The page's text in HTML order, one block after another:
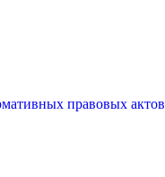
правовых актов